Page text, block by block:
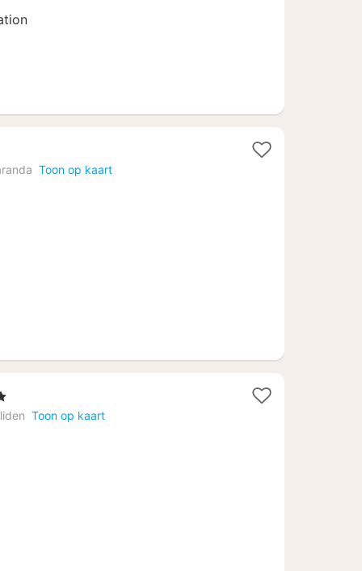
Toon op kaart
Toon op kaart